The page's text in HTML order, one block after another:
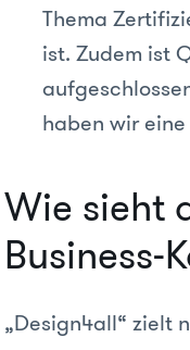
Thema
ist. Zudem ist
haben wir
Wie sieht
Business-
„Design4all“ zielt